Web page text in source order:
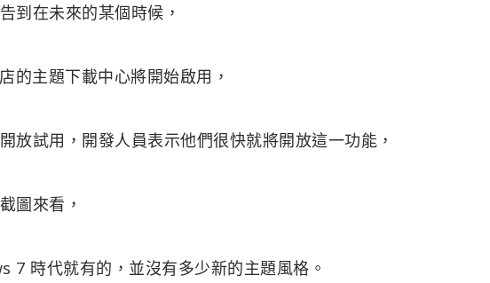
到在未來的某個時候，
主題下載中心將開始啟用，
放試用，開發人員表示他們很快就將開放這一功能，
圖來看，
7 時代就有的，並沒有多少新的主題風格。